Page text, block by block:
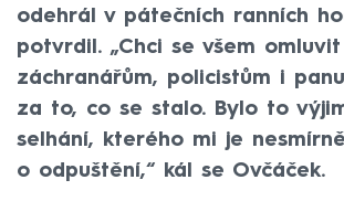
odehrál v pátečních ranních
potvrdil. „Chci se všem
záchranářům, policistům i
za to, co se stalo. Bylo to
selhání, kterého mi je
o odpuštění,“ kál se Ovčáček.